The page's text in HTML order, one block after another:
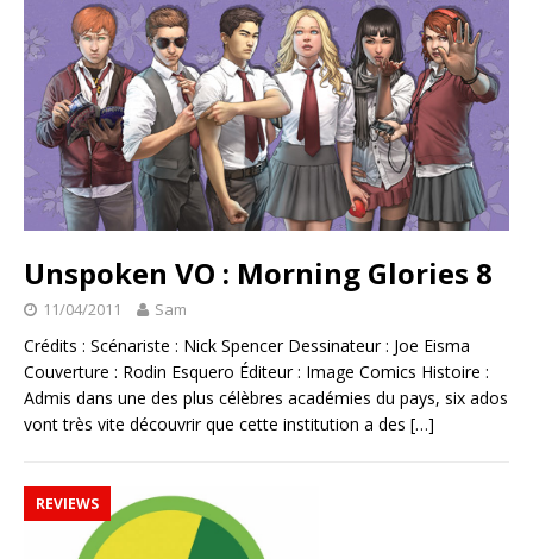
Unspoken VO : Morning Glories 8
11/04/2011 Sam
Crédits : Scénariste : Nick Spencer Dessinateur : Joe Eisma
Couverture : Rodin Esquero Éditeur : Image Comics Histoire :
Admis dans une des plus célèbres académies du pays, six ados
vont très vite découvrir que cette institution a des […]
REVIEWS